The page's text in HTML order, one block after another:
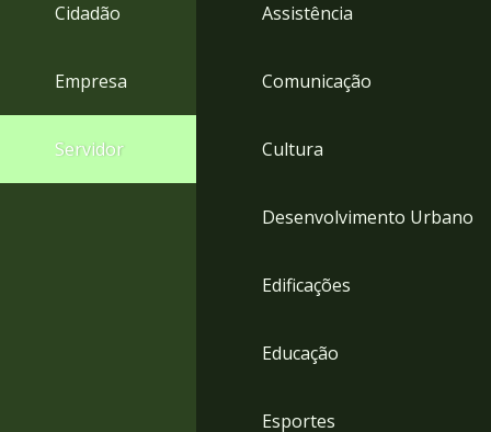
Cidadão
Empresa
Servidor
Assistência
Comunicação
Cultura
Desenvolvimento Urbano
Edificações
Educação
Esportes